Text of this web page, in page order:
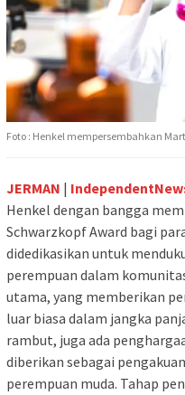
Foto : Henkel mempersembahkan
JERMAN |
Henkel dengan bangga
Schwarzkopf Award bagi
didedikasikan untuk
perempuan dalam
utama, yang memberikan
luar biasa dalam jangka
rambut, juga ada
diberikan sebagai
perempuan muda. Tahap